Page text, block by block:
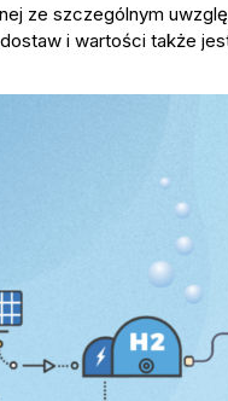
ze szczególnym
i wartości także